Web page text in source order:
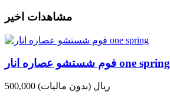
مشاهدات اخیر
فوم شستشو عصاره انار one spring
500,000 ریال (بدون مالیات)